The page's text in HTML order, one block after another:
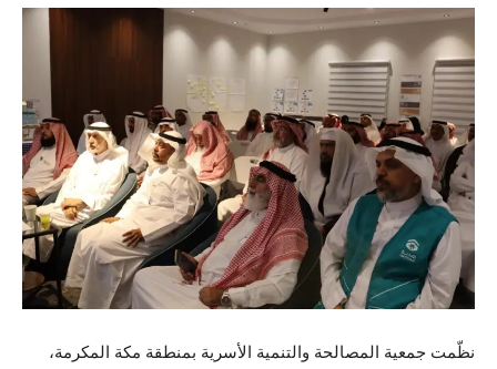
نظّمت جمعية المصالحة والتنمية الأسرية بمنطقة مكة المكرمة،